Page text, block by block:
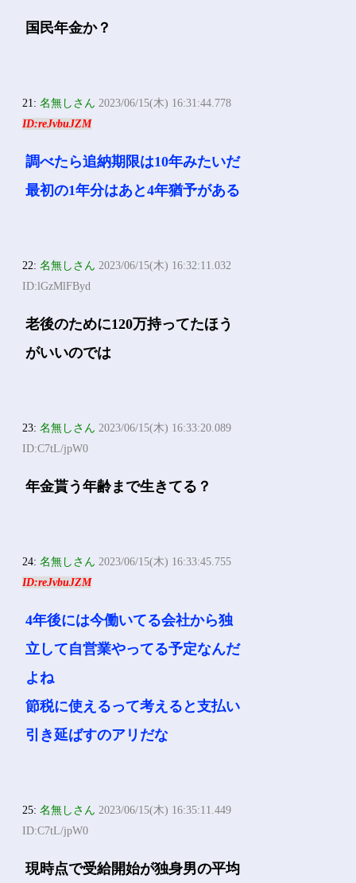
国民年金か？
21:名無しさん 2023/06/15(木) 16:31:44.778
ID:reJvbuJZM
調べたら追納期限は10年みたいだ
最初の1年分はあと4年猶予がある
22:名無しさん 2023/06/15(木) 16:32:11.032
ID:lGzMlFByd
老後のために120万持ってたほう
がいいのでは
23:名無しさん 2023/06/15(木) 16:33:20.089
ID:C7tL/jpW0
年金貰う年齢まで生きてる？
24:名無しさん 2023/06/15(木) 16:33:45.755
ID:reJvbuJZM
4年後には今働いてる会社から独
立して自営業やってる予定なんだ
よね
節税に使えるって考えると支払い
引き延ばすのアリだな
25:名無しさん 2023/06/15(木) 16:35:11.449
ID:C7tL/jpW0
現時点で受給開始が独身男の平均